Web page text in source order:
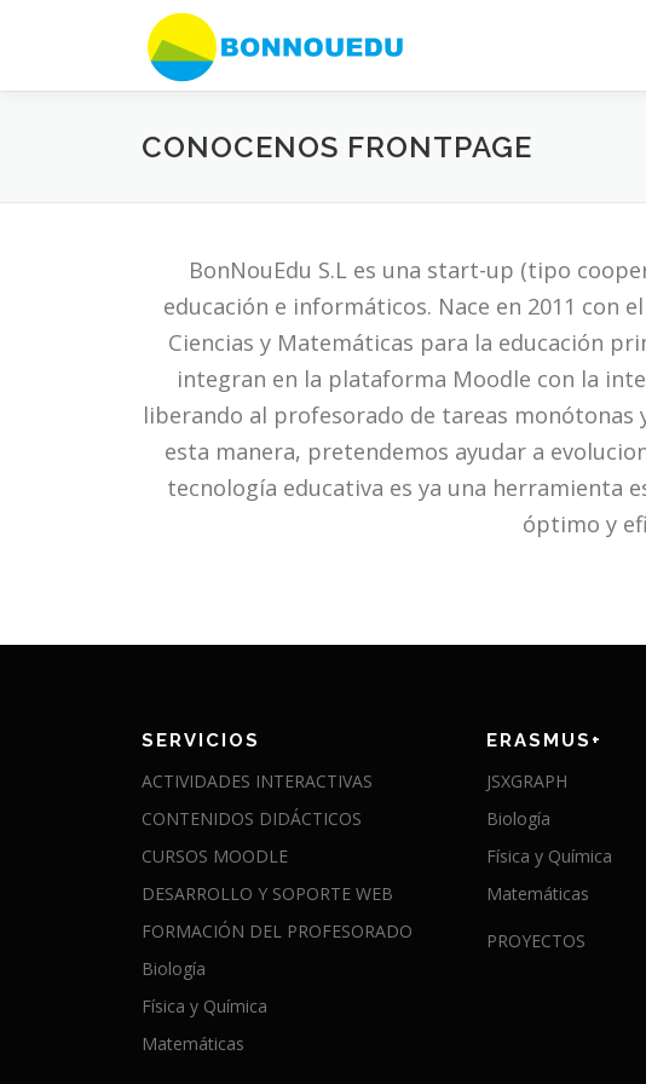
CONOCENOS FRONTPAGE
BonNouEdu S.L es una start-up (tipo
educación e informáticos. Nace en 2011 con
Ciencias y Matemáticas para la educación
integran en la plataforma Moodle con la
liberando al profesorado de tareas monótonas
esta manera, pretendemos ayudar a
tecnología educativa es ya una herramienta
óptimo y
SERVICIOS
ACTIVIDADES INTERACTIVAS
CONTENIDOS DIDÁCTICOS
CURSOS MOODLE
DESARROLLO Y SOPORTE WEB
FORMACIÓN DEL PROFESORADO
Biología
Física y Química
Matemáticas
ERASMUS+
JSXGRAPH
Biología
Física y Química
Matemáticas
PROYECTOS